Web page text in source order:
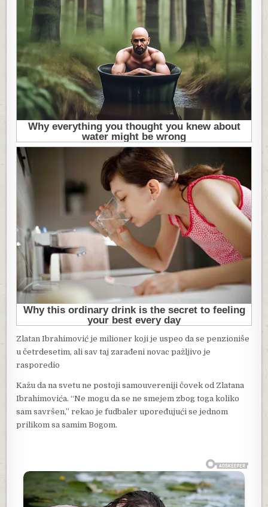
Zlatan Ibrahimović je milioner koji je uspeo da se penzioniše
u četrdesetim, ali sav taj zarađeni novac pažljivo je
rasporedio
Kažu da na svetu ne postoji samouvereniji čovek od Zlatana
Ibrahimovića. “Ne mogu da se ne smejem zbog toga koliko
sam savršen,” rekao je fudbaler upoređujući se jednom
prilikom sa samim Bogom.